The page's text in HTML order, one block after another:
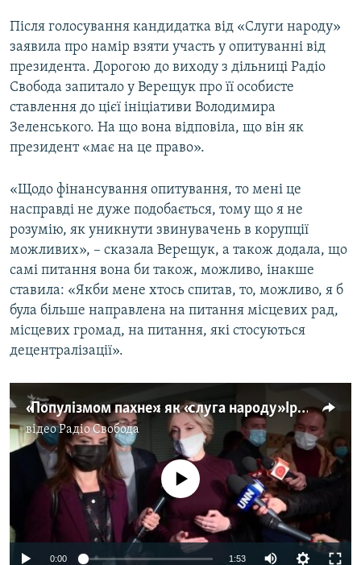
720p 1080p
720p
1080p
Після голосування кандидатка від «Слуги народу»
заявила про намір взяти участь у опитуванні від
президента. Дорогою до виходу з дільниці Радіо
Свобода запитало у Верещук про її особисте
ставлення до цієї ініціативи Володимира
Зеленського. На що вона відповіла, що він як
президент «має на це право».
«Щодо фінансування опитування, то мені це
насправді не дуже подобається, тому що я не
розумію, як уникнути звинувачень в корупції
можливих», – сказала Верещук, а також додала, що
самі питання вона би також, можливо, інакше
ставила: «Якби мене хтось спитав, то, можливо, я б
була більше направлена на питання місцевих рад,
місцевих громад, на питання, які стосуються
децентралізації».
«Популізмом пахне»: як «слуга народу» Ірина Верещук відповідала на 5 питань від президента Зеленського (відео)
відеоРадіо Свобода
No media source currently available
0:00 1:53